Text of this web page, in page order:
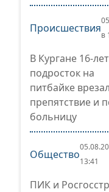
Происшествия
в
В Кургане 16-
подросток на
питбайке
препятствие и
больницу
Общество
13:41
ПИК и